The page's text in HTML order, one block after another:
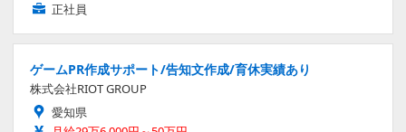
正社員
ゲームPR作成サポート/告知文作成/育休実績あり
株式会社RIOT GROUP
愛知県